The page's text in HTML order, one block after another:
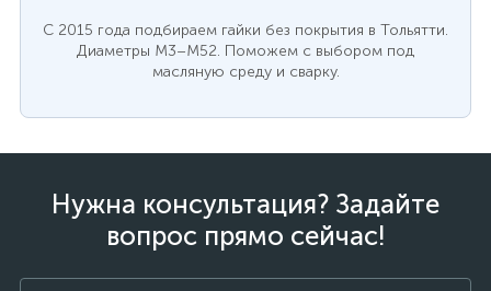
С 2015 года подбираем гайки без покрытия в Тольятти.
Диаметры M3–M52. Поможем с выбором под
масляную среду и сварку.
Нужна консультация? Задайте
вопрос прямо сейчас!